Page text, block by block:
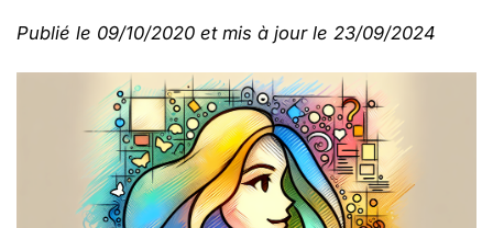
Publié le 09/10/2020 et mis à jour le 23/09/2024